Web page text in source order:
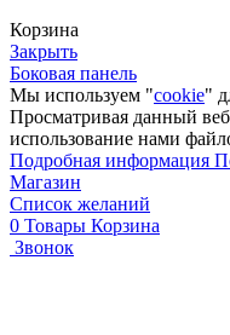
Корзина
Закрыть
Боковая панель
Мы используем "cookie"
Просматривая данный
использование нами
Подробная информация
Магазин
Список желаний
0 Товары Корзина
Звонок